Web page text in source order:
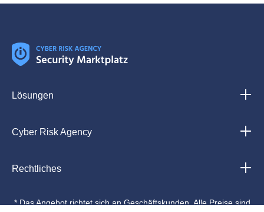
Lösungen
Cyber Risk Agency
Rechtliches
* Das Angebot richtet sich an Geschäftskunden. Alle Preise sind